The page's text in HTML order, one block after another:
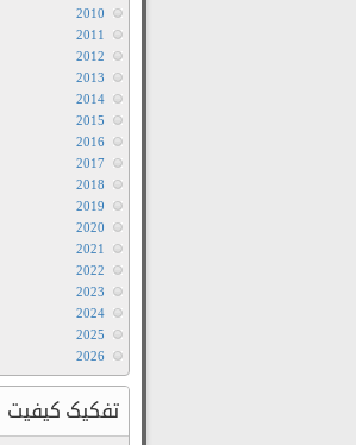
2010
2011
2012
2013
2014
2015
2016
2017
2018
2019
2020
2021
2022
2023
2024
2025
2026
تفکیک کیفیت